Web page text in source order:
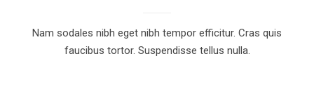
Nam sodales nibh eget nibh tempor efficitur. Cras quis
faucibus tortor. Suspendisse tellus nulla.